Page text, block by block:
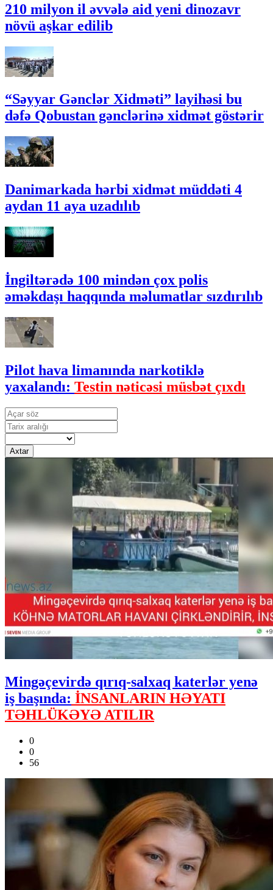
210 milyon il əvvələ aid yeni dinozavr
növü aşkar edilib
“Səyyar Gənclər Xidməti” layihəsi bu
dəfə Qobustan gənclərinə xidmət göstərir
Danimarkada hərbi xidmət müddəti 4
aydan 11 aya uzadılıb
İngiltərədə 100 mindən çox polis
əməkdaşı haqqında məlumatlar sızdırılıb
Pilot hava limanında narkotiklə
yaxalandı: Testin nəticəsi müsbət çıxdı
Axtar
Mingəçevirdə qırıq-salxaq katerlər yenə
iş başında: İNSANLARIN HƏYATI
TƏHLÜKƏYƏ ATILIR
0
0
56